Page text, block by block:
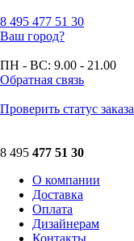
8 495 477 51 30
Ваш город?
ПН - ВС: 9.00 - 21.00
Обратная связь
Проверить статус заказа
8 495 477 51 30
О компании
Доставка
Оплата
Дизайнерам
Контакты